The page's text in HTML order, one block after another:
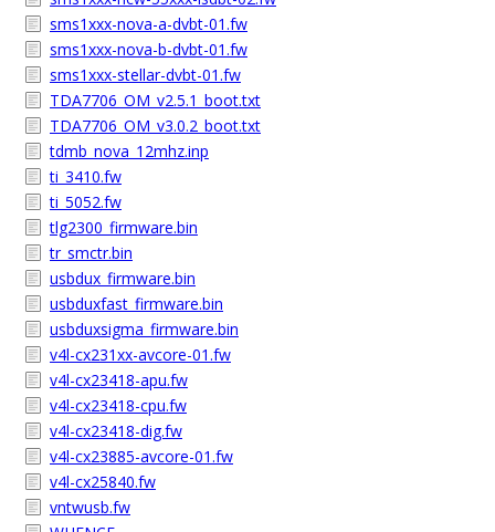
sms1xxx-nova-a-dvbt-01.fw
sms1xxx-nova-b-dvbt-01.fw
sms1xxx-stellar-dvbt-01.fw
TDA7706_OM_v2.5.1_boot.txt
TDA7706_OM_v3.0.2_boot.txt
tdmb_nova_12mhz.inp
ti_3410.fw
ti_5052.fw
tlg2300_firmware.bin
tr_smctr.bin
usbdux_firmware.bin
usbduxfast_firmware.bin
usbduxsigma_firmware.bin
v4l-cx231xx-avcore-01.fw
v4l-cx23418-apu.fw
v4l-cx23418-cpu.fw
v4l-cx23418-dig.fw
v4l-cx23885-avcore-01.fw
v4l-cx25840.fw
vntwusb.fw